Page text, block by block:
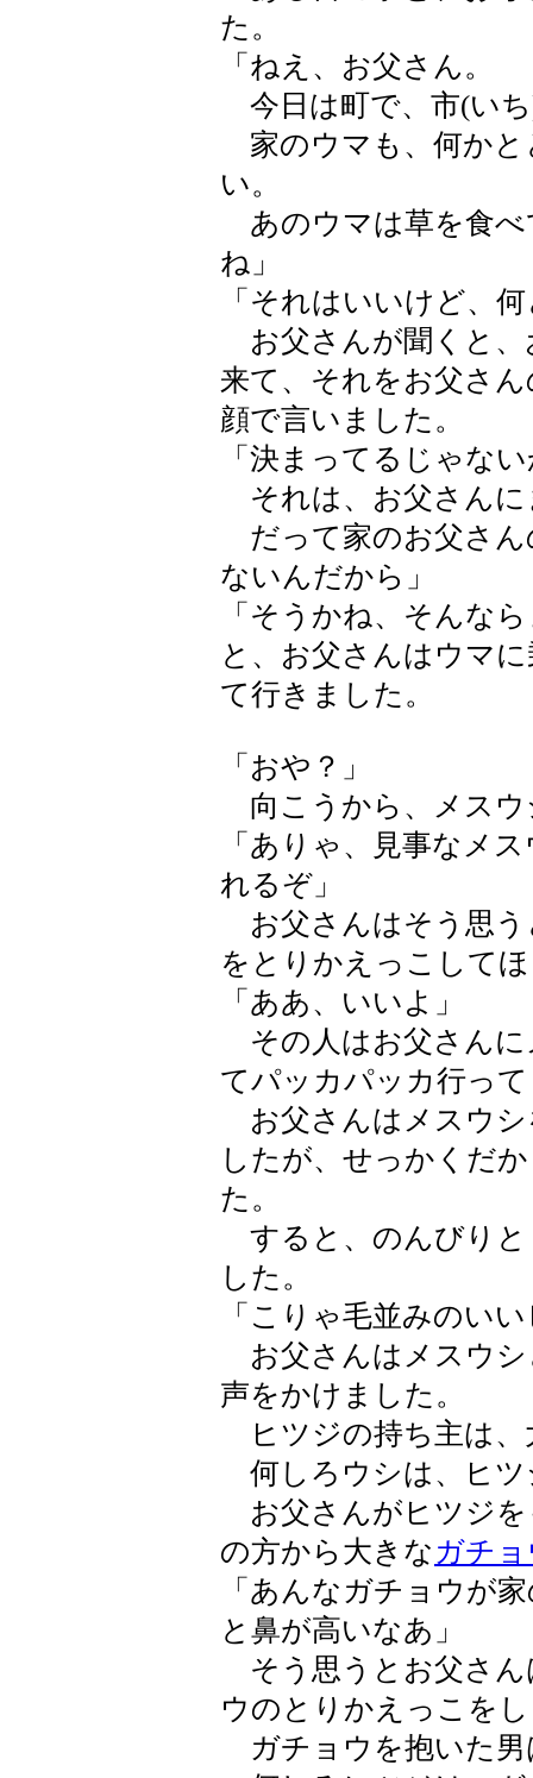
た。
「ねえ、お父さん。
今日は町で、市(い
家のウマも、何かと
い。
あのウマは草を食べ
ね」
「それはいいけど、
お父さんが聞くと、
来て、それをお父さ
顔で言いました。
「決まってるじゃな
それは、お父さんに
だって家のお父さん
ないんだから」
「そうかね、そんな
と、お父さんはウマ
て行きました。
「おや？」
向こうから、メスウ
「ありゃ、見事なメ
れるぞ」
お父さんはそう思う
をとりかえっこして
「ああ、いいよ」
その人はお父さんに
てパッカパッカ行っ
お父さんはメスウシ
したが、せっかくだ
た。
すると、のんびりと
した。
「こりゃ毛並みのい
お父さんはメスウシ
声をかけました。
ヒツジの持ち主は、
何しろウシは、ヒツ
お父さんがヒツジを
の方から大きな ガチ
「あんなガチョウが
と鼻が高いなあ」
そう思うとお父さん
ウのとりかえっこを
ガチョウを抱いた男